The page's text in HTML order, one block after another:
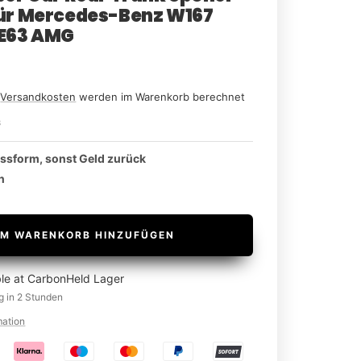
Mercedes-Benz W167
AMG
Versandkosten werden im Warenkorb berechnet
sonst Geld zurück
WARENKORB HINZUFÜGEN
at CarbonHeld Lager
in 2 Stunden